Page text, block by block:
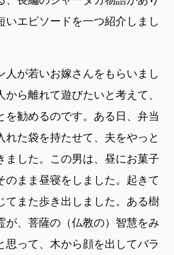
いエピソードを一つ紹介しまし
人が若いお嫁さんをもらいまし
ら離れて遊びたいと考えて、
を勧めるのです。ある日、弁当
れた袋を持たせて、夫をやっと
ました。この男は、昼にお菓子
のまま昼寝をしました。起きて
てまた歩き出しました。ある樹
が、菩薩の（仏教の）智慧をみ
思って、木から顔を出してバラ